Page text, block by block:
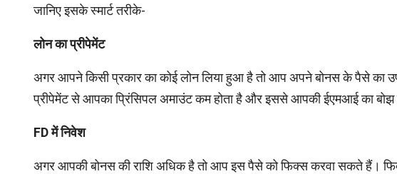
जानिए इसके स्‍मार्ट तरीके-
लोन का प्रीपेमेंट
अगर आपने किसी प्रकार का कोई लोन लिया हुआ है तो आप अपने बोनस के पैसे का
प्रीपेमेंट से आपका प्रिंसिपल अमाउंट कम होता है और इससे आपकी ईएमआई का बोझ
FDमें निवेश
अगर आपकी बोनस की राशि अधिक है तो आप इस पैसे को फिक्‍स करवा सकते हैं।